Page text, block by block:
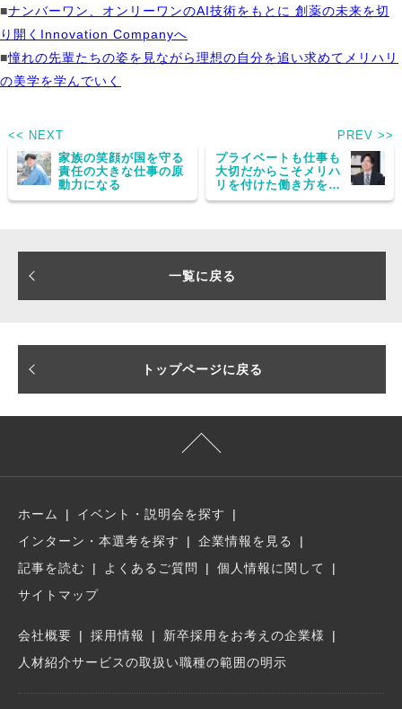
■ナンバーワン、オンリーワンのAI技術をもとに 創薬の未来を切
り開くInnovation Companyへ
■憧れの先輩たちの姿を見ながら理想の自分を追い求めてメリハリ
の美学を学んでいく
<< NEXT
家族の笑顔が国を守る
責任の大きな仕事の原
動力になる
PREV >>
プライベートも仕事も
大切だからこそメリハ
リを付けた働き方を実
現したい
一覧に戻る
トップページに戻る
ホーム
イベント・説明会を探す
インターン・本選考を探す
企業情報を見る
記事を読む
よくあるご質問
個人情報に関して
サイトマップ
会社概要 採用情報
新卒採用をお考えの企業様
人材紹介サービスの取扱い職種の範囲の明示